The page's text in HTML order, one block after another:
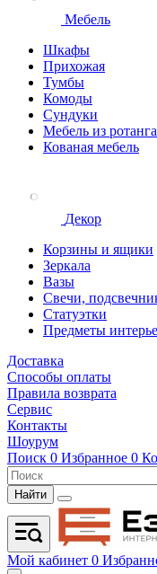
Мебель
Шкафы
Прихожая
Тумбы
Комоды
Сундуки
Мебель из ротанга
Кованая мебель
Декор
Корзины и ящики
Зеркала
Вазы
Свечи,
Статуэтки
Предметы
Доставка
Способы оплаты
Правила возврата
Сервис
Контакты
Шоурум
Поиск 0 Избранное 0
Найти
Мой кабинет 0